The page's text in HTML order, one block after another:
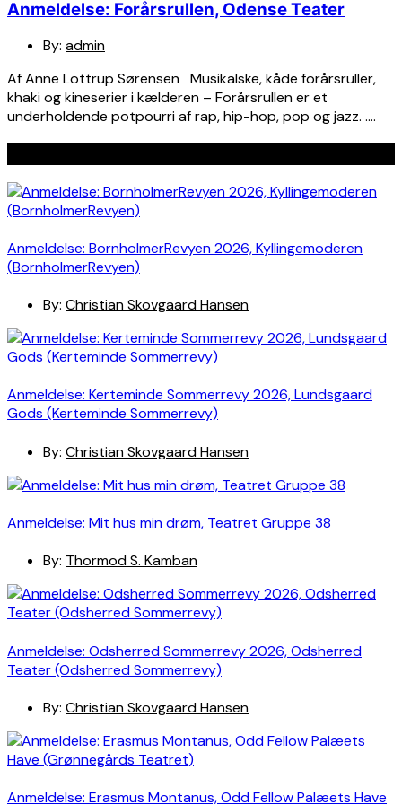
Anmeldelse: Forårsrullen, Odense Teater
By: admin
Af Anne Lottrup Sørensen Musikalske, kåde forårsruller,
khaki og kineserier i kælderen – Forårsrullen er et
underholdende potpourri af rap, hip-hop, pop og jazz. ….
Anmeldelse: BornholmerRevyen 2026, Kyllingemoderen
(BornholmerRevyen)
By: Christian Skovgaard Hansen
Anmeldelse: Kerteminde Sommerrevy 2026, Lundsgaard
Gods (Kerteminde Sommerrevy)
By: Christian Skovgaard Hansen
Anmeldelse: Mit hus min drøm, Teatret Gruppe 38
By: Thormod S. Kamban
Anmeldelse: Odsherred Sommerrevy 2026, Odsherred
Teater (Odsherred Sommerrevy)
By: Christian Skovgaard Hansen
Anmeldelse: Erasmus Montanus, Odd Fellow Palæets Have